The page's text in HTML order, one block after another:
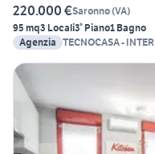
220.000 €Saronno(VA)
95 mq3 Locali3° Piano1 Bagno
Agenzia